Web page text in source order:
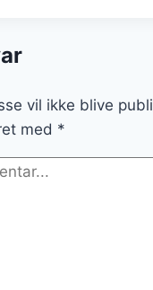
om
vil ikke blive
med *